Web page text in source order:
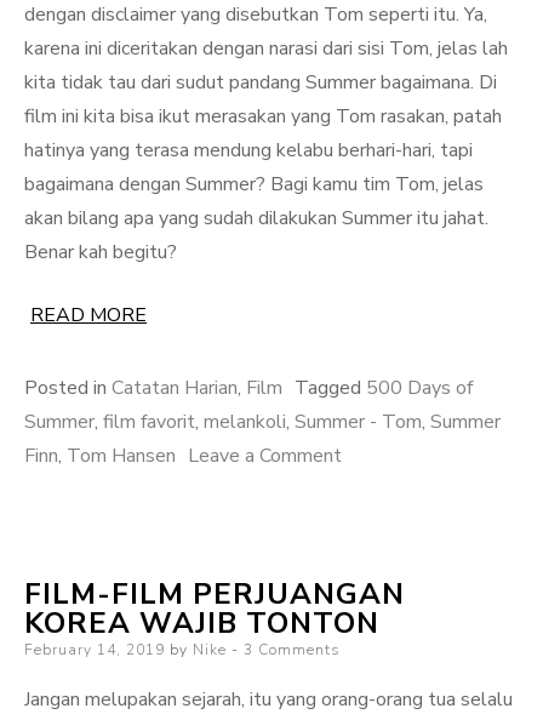
dengan disclaimer yang disebutkan Tom seperti itu. Ya,
karena ini diceritakan dengan narasi dari sisi Tom, jelas lah
kita tidak tau dari sudut pandang Summer bagaimana. Di
film ini kita bisa ikut merasakan yang Tom rasakan, patah
hatinya yang terasa mendung kelabu berhari-hari, tapi
bagaimana dengan Summer? Bagi kamu tim Tom, jelas
akan bilang apa yang sudah dilakukan Summer itu jahat.
Benar kah begitu?
READ MORE
Posted in Catatan Harian, Film Tagged 500 Days of
Summer, film favorit, melankoli, Summer - Tom, Summer
Finn, Tom Hansen Leave a Commenton
Summer
Finn
FILM-FILM PERJUANGAN
KOREA WAJIB TONTON
Posted
February 14, 2019 by Nike 3 Comments
Jangan melupakan sejarah, itu yang orang-orang tua selalu